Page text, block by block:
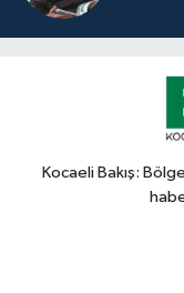
Kocaeli Bakış: